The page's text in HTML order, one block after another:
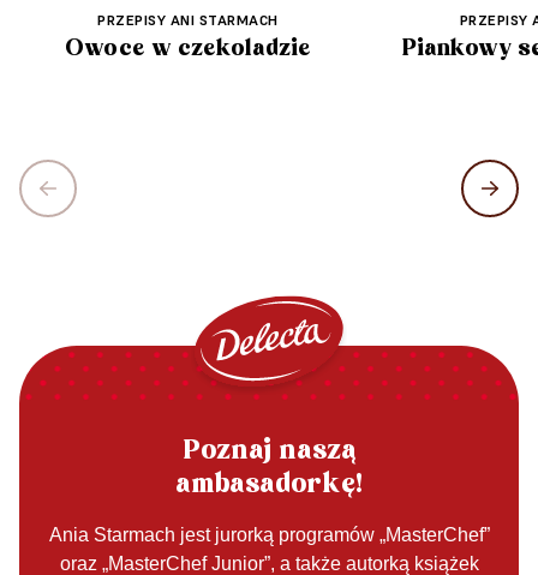
PRZEPISY ANI STARMACH
Owoce w czekoladzie
PRZEPISY
Piankowy
Poznaj naszą
ambasadorkę!
Ania Starmach jest jurorką programów „MasterChef”
oraz „MasterChef Junior”, a także autorką książek